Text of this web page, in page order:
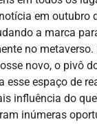
em outubro
a marca
no metaverso.
novo, o pivô
esse espaço de
influência do
inúmeras